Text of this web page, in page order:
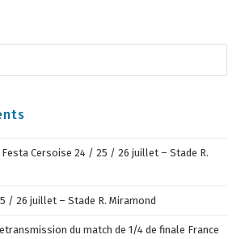
Cersoise 24 / 25 / 26 juillet – Stade R.
/ 26 juillet – Stade R. Miramond
du match de 1/4 de finale France